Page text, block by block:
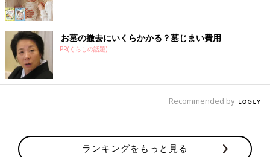
お墓の撤去にいくらかかる？墓じまい費用
PR(くらしの話題)
Recommended by
ランキングをもっと見る